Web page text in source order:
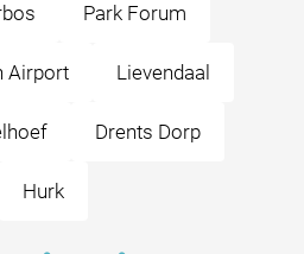
Park Forum
Airport Lievendaal
Drents Dorp
Hurk